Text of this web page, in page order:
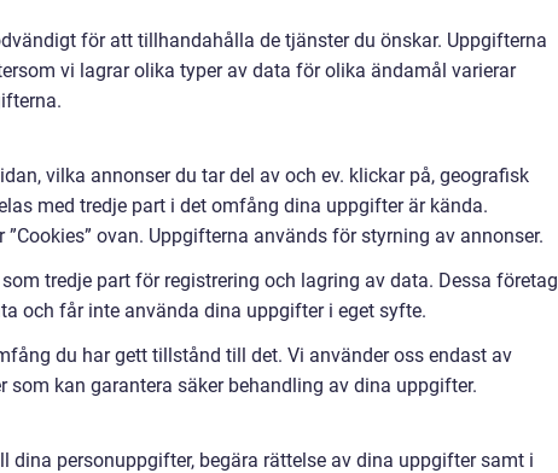
för att tillhandahålla de tjänster du önskar. Uppgifterna
vi lagrar olika typer av data för olika ändamål varierar
vilka annonser du tar del av och ev. klickar på, geografisk
med tredje part i det omfång dina uppgifter är kända.
ovan. Uppgifterna används för styrning av annonser.
tredje part för registrering och lagring av data. Dessa företag
och får inte använda dina uppgifter i eget syfte.
du har gett tillstånd till det. Vi använder oss endast av
som kan garantera säker behandling av dina uppgifter.
dina personuppgifter, begära rättelse av dina uppgifter samt i